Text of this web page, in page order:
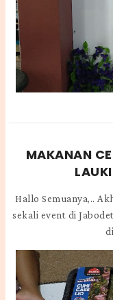
MAKANAN
Hallo Semuanya,..
sekali event di